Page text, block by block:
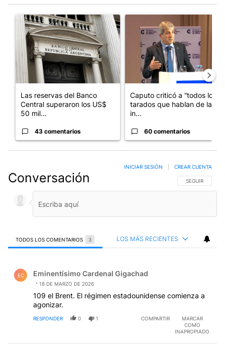
Un artículo de tendencia con el título "Las reservas del Banco
Las reservas del Banco
Central superaron los US$
50 mil...
43 comentarios
Caputo criticó a “todos los
tarados que hablan de la
in...
60 comentarios
Conversación SIGA ESTA
SEGUIR
INICIAR SESIÓN CREAR CUENTA
TODOS LOS COMENTARIOS 3 LOS MÁS RECIENTES
EC Eminentísimo Cardenal Gigachad
18 DE MARZO DE 2026
109 el Brent. El régimen estadounidense comienza a
agonizar.
RESPONDER 0 1 COMPARTIR
MARCAR
COMO
INAPROPIADO